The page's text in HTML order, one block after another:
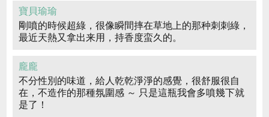
寶貝瑜瑜
剛噴的時候超綠，很像瞬間摔在草地上的那种刺刺綠，
最近天熱又拿出来用，持香度蛮久的。
龐龐
不分性別的味道，給人乾乾淨淨的感覺，很舒服很自
在，不造作的那種氛圍感 ～ 只是這瓶我會多噴幾下就
是了！